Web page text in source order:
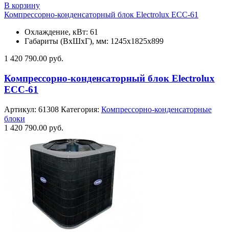
В корзину
Компрессорно-конденсаторный блок Electrolux ECC-61
Охлаждение, кВт: 61
Габариты (ВхШхГ), мм: 1245х1825х899
1 420 790.00 руб.
Компрессорно-конденсаторный блок Electrolux
ECC-61
Артикул: 61308 Категория: Компрессорно-конденсаторные
блоки
1 420 790.00 руб.